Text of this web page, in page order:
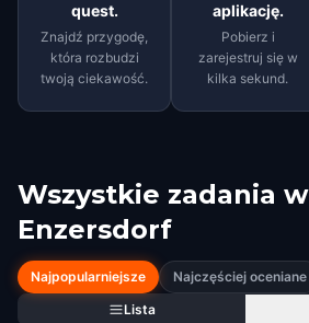
quest.
Znajdź przygodę,
która rozbudzi
twoją ciekawość.
aplikację.
Pobierz i
zarejestruj się w
kilka sekund.
Wszystkie zadania w
Enzersdorf
Najpopularniejsze Najczęściej oceniane
Lista